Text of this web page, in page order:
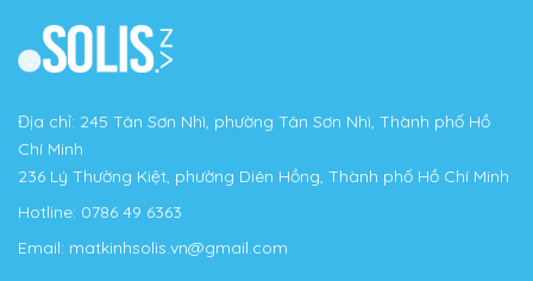
Địa chỉ: 245 Tân Sơn Nhì, phường Tân Sơn Nhì, Thành phố Hồ
Chí Minh
236 Lý Thường Kiệt, phường Diên Hồng, Thành phố Hồ Chí Minh
Hotline: 0786 49 6363
Email: matkinhsolis.vn@gmail.com